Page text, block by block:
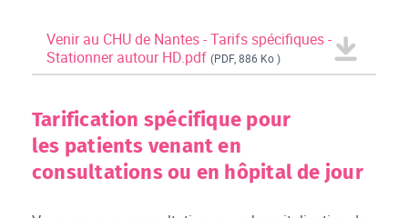
Venir au CHU de Nantes - Tarifs spécifiques -
Stationner autour HD.pdf(PDF, 886 Ko )
Tarification spécifique pour
les patients venant en
consultations ou en hôpital de jour